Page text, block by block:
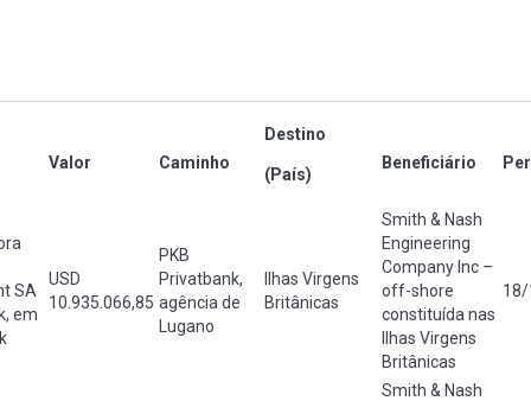
Valor Caminho
Destino
(País)
Beneficiário
SA
em
USD
10.935.066,85
PKB
Privatbank,
agência de
Lugano
Ilhas Virgens
Britânicas
Smith & Nash
Engineering
Company Inc –
off-shore
constituída nas
Ilhas Virgens
Britânicas
Smith & Nash